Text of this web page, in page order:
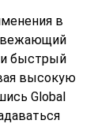
в
быстрый
высокую
Global